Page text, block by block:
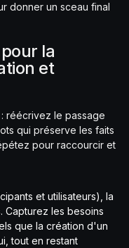
donner un sceau final
la
et
réécrivez le passage
qui préserve les faits
pour raccourcir et
et utilisateurs), la
Capturez les besoins
que la création d'un
tout en restant